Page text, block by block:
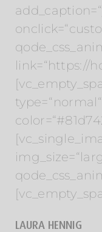
link=“https://
LAURA HENNIG